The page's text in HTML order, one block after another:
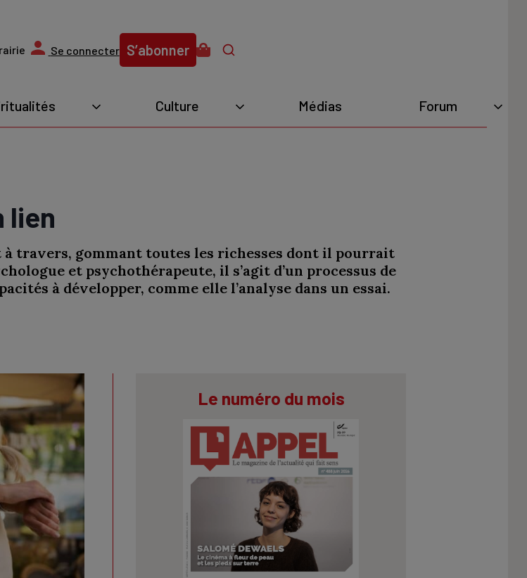
Se connecter S’abonner
Culture Médias Forum
lien
travers, gommant toutes les richesses dont il pourrait
et psychothérapeute, il s’agit d’un processus de
à développer, comme elle l’analyse dans un essai.
Le numéro du mois